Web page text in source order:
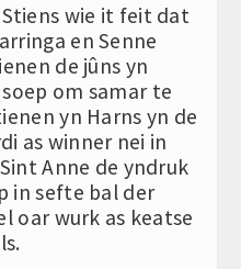
wie it feit dat
en Senne
de jûns yn
om samar te
yn Harns yn de
as winner nei in
Anne de yndruk
in sefte bal der
oar wurk as keatse